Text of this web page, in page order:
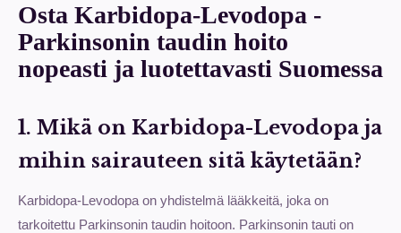
Osta Karbidopa-Levodopa -
Parkinsonin taudin hoito
nopeasti ja luotettavasti Suomessa
1. Mikä on Karbidopa-Levodopa ja
mihin sairauteen sitä käytetään?
Karbidopa-Levodopa on yhdistelmä lääkkeitä, joka on
tarkoitettu Parkinsonin taudin hoitoon. Parkinsonin tauti on